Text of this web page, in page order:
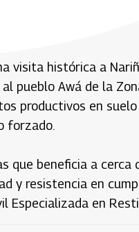
visita histórica a
pueblo Awá de la
productivos en
forzado.
beneficia a cerca
y resistencia en
Especializada en